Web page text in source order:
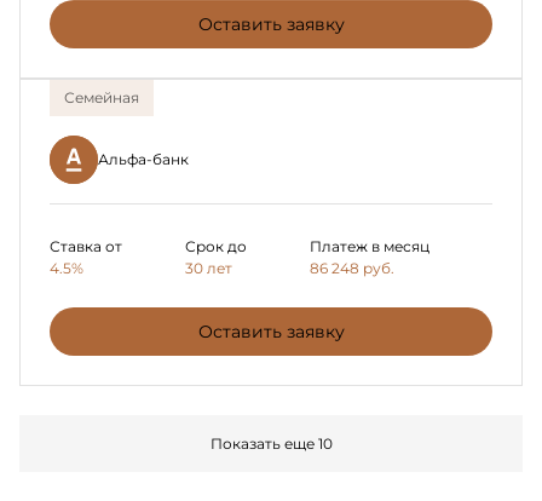
Оставить заявку
Семейная
Альфа-банк
Ставка от
4.5%
Срок до
30 лет
Платеж в месяц
86 248 руб.
Оставить заявку
Показать еще 10